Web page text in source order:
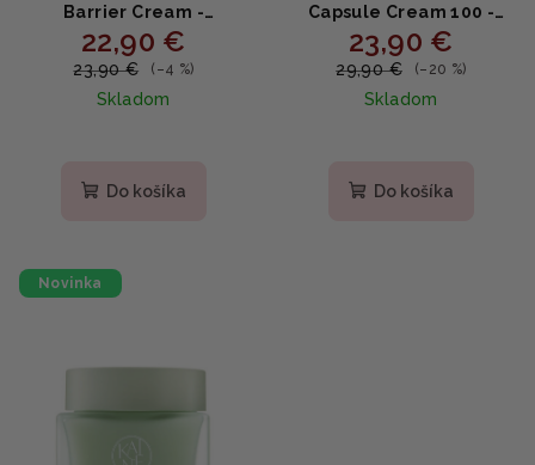
Barrier Cream -
Posilňujúci krém s
beta‑glukánom 50ml
22,90 €
23,90 € (–4 %)
Skladom
Do košíka
Capsule Cream 100 -
Regeneračný kapsulový
krém s PDRN, 10 typmi
kyseliny hyalurónovej a
peptidmi 50ml
23,90 €
29,90 € (–20 %)
Skladom
produktu
Do košíka
Novinka